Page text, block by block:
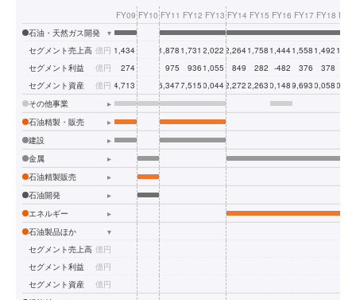
FY09 FY10 FY11 FY12 FY13 FY14 FY15 FY16 FY17 FY18
石油・天然ガス開発
▾
セグメント売上高 億円 1,434 1,878 1,731 2,022 2,2641,758 1,4441,558 1,492
セグメント利益
億円 274 975 936 1,055 849 282 -482 376 378
セグメント資産
億円 4,713 6,3477,51510,04412,27212,26310,148 9,69310,058
その他事業
▸
石油精製・販売
▸
建設
▸
金属
▸
石油精製販売
▸
石油開発
▸
エネルギー
▸
石油製品ほか
▾
セグメント売上高 億円
セグメント利益
億円
セグメント資産
億円